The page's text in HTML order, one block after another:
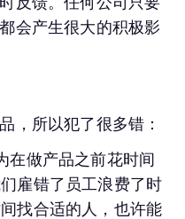
会产生很大的积极影
，所以犯了很多错：
做产品之前花时间
雇错了员工浪费了时
找合适的人，也许能